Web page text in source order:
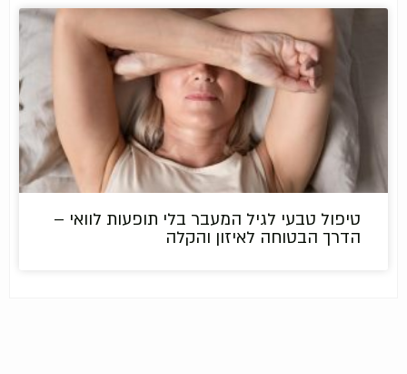
טיפול טבעי לגיל המעבר בלי תופעות לוואי –
הדרך הבטוחה לאיזון והקלה